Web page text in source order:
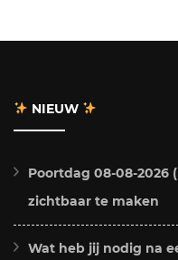
NIEUW
Poortdag 08-08-2026
zichtbaar te maken
Wat heb jij nodig na